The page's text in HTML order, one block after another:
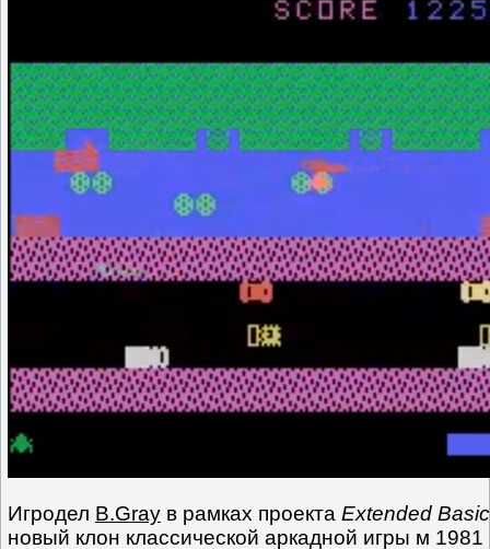
Игродел B.Gray в рамках проекта Extended Basic
новый клон классической аркадной игры м 1981